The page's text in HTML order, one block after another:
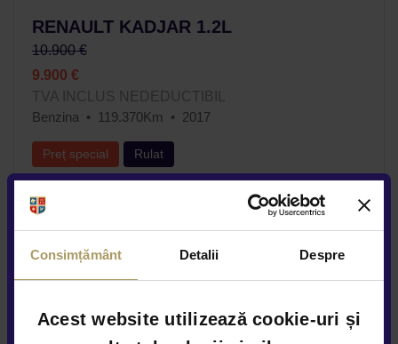
Consimțământ Detalii Despre
Acest website utilizează cookie-uri și
RENAULT KADJAR 1.2L
10.900 €
9.900 €
TVA INCLUS NEDEDUCTIBIL
Benzina
119.370Km 2017
Preț special Rulat